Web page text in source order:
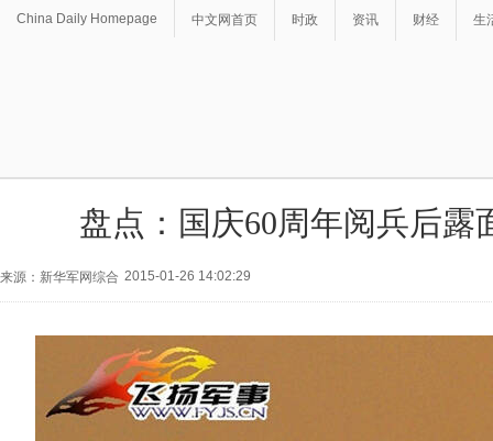
China Daily Homepage 中文网首页 时政 资讯 财经 生
盘点：国庆60周年阅兵后露
来源：新华军网综合 2015-01-26 14:02:29